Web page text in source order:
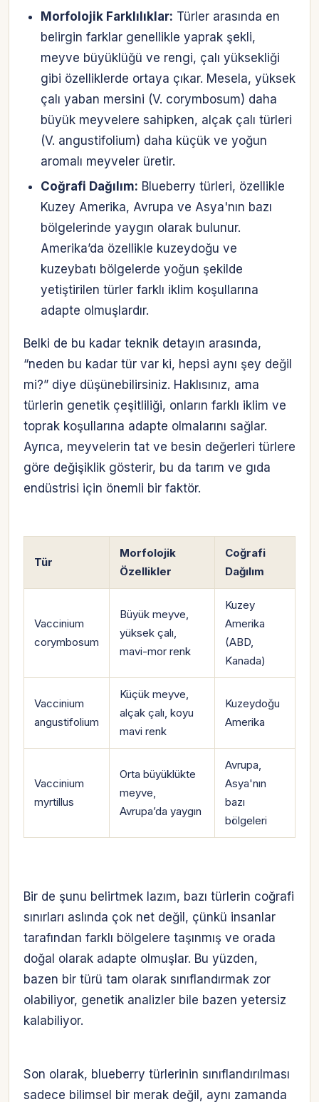
Morfolojik Farklılıklar: Türler arasında en
belirgin farklar genellikle yaprak şekli,
meyve büyüklüğü ve rengi, çalı yüksekliği
gibi özelliklerde ortaya çıkar. Mesela, yüksek
çalı yaban mersini (V. corymbosum) daha
büyük meyvelere sahipken, alçak çalı türleri
(V. angustifolium) daha küçük ve yoğun
aromalı meyveler üretir.
Coğrafi Dağılım: Blueberry türleri, özellikle
Kuzey Amerika, Avrupa ve Asya'nın bazı
bölgelerinde yaygın olarak bulunur.
Amerika’da özellikle kuzeydoğu ve
kuzeybatı bölgelerde yoğun şekilde
yetiştirilen türler farklı iklim koşullarına
adapte olmuşlardır.
Belki de bu kadar teknik detayın arasında,
“neden bu kadar tür var ki, hepsi aynı şey değil
mi?” diye düşünebilirsiniz. Haklısınız, ama
türlerin genetik çeşitliliği, onların farklı iklim ve
toprak koşullarına adapte olmalarını sağlar.
Ayrıca, meyvelerin tat ve besin değerleri türlere
göre değişiklik gösterir, bu da tarım ve gıda
endüstrisi için önemli bir faktör.
Tür
Morfolojik
Özellikler
Coğrafi
Dağılım
Vaccinium
corymbosum
Büyük meyve,
yüksek çalı,
mavi-mor renk
Kuzey
Amerika
(ABD,
Kanada)
Vaccinium
angustifolium
Küçük meyve,
alçak çalı, koyu
mavi renk
Kuzeydoğu
Amerika
Vaccinium
myrtillus
Orta büyüklükte
meyve,
Avrupa’da yaygın
Avrupa,
Asya'nın
bazı
bölgeleri
Bir de şunu belirtmek lazım, bazı türlerin coğrafi
sınırları aslında çok net değil, çünkü insanlar
tarafından farklı bölgelere taşınmış ve orada
doğal olarak adapte olmuşlar. Bu yüzden,
bazen bir türü tam olarak sınıflandırmak zor
olabiliyor, genetik analizler bile bazen yetersiz
kalabiliyor.
Son olarak, blueberry türlerinin sınıflandırılması
sadece bilimsel bir merak değil, aynı zamanda